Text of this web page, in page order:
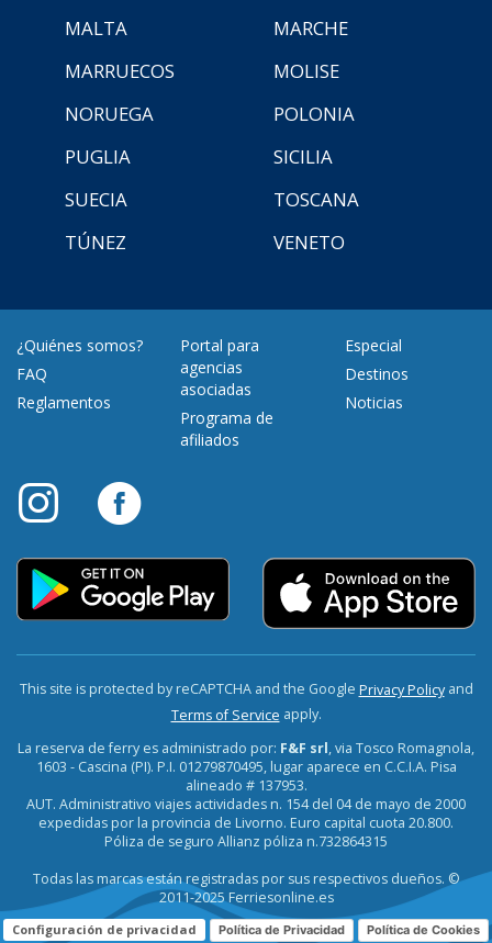
MALTA
MARCHE
MARRUECOS
MOLISE
NORUEGA
POLONIA
PUGLIA
SICILIA
SUECIA
TOSCANA
TÚNEZ
VENETO
¿Quiénes somos?
FAQ
Reglamentos
Portal para
agencias
asociadas
Programa de
afiliados
Especial
Destinos
Noticias
This site is protected by reCAPTCHA and the Google Privacy Policyand
Terms of Service apply.
La reserva de ferry es administrado por: F&F srl, via Tosco Romagnola,
1603 - Cascina (PI). P.I. 01279870495, lugar aparece en C.C.I.A. Pisa
alineado # 137953.
AUT. Administrativo viajes actividades n. 154 del 04 de mayo de 2000
expedidas por la provincia de Livorno. Euro capital cuota 20.800.
Póliza de seguro Allianz póliza n.732864315
Todas las marcas están registradas por sus respectivos dueños. ©
2011-2025 Ferriesonline.es
Configuración de privacidad Política de Privacidad Política de Cookies